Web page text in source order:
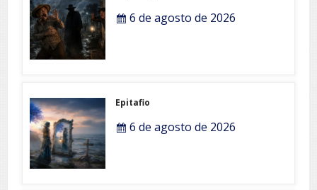
6 de agosto de 2026
Epitafio
6 de agosto de 2026